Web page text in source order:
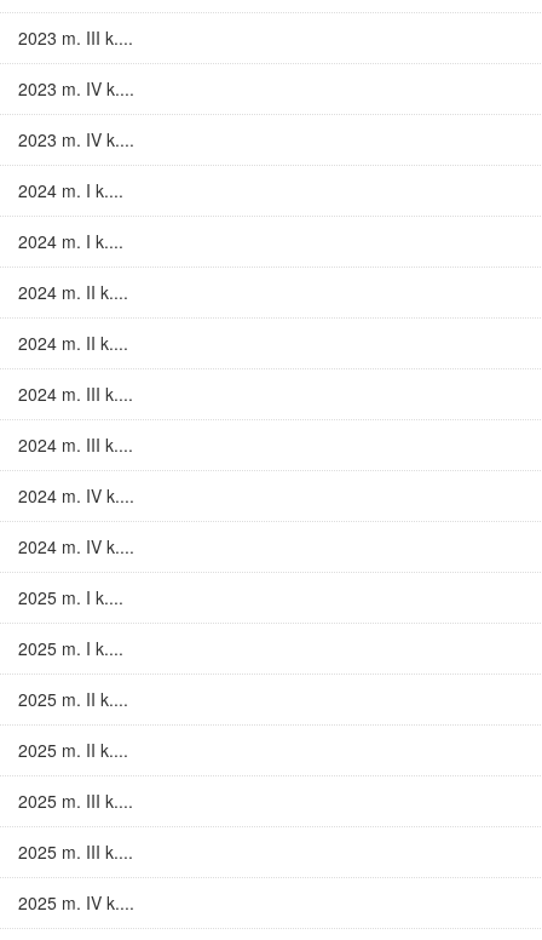
2023 m. III k....
2023 m. IV k....
2023 m. IV k....
2024 m. I k....
2024 m. I k....
2024 m. II k....
2024 m. II k....
2024 m. III k....
2024 m. III k....
2024 m. IV k....
2024 m. IV k....
2025 m. I k....
2025 m. I k....
2025 m. II k....
2025 m. II k....
2025 m. III k....
2025 m. III k....
2025 m. IV k....